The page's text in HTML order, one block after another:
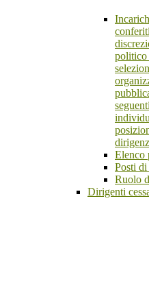
politico
Elenco
Posti
Ruolo
Dirigenti